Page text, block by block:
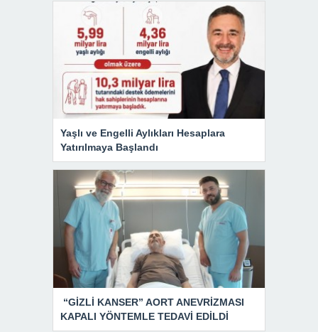
Yaşlı ve Engelli Aylıkları Hesaplara
Yatırılmaya Başlandı
“GİZLİ KANSER” AORT ANEVRİZMASI
KAPALI YÖNTEMLE TEDAVİ EDİLDİ